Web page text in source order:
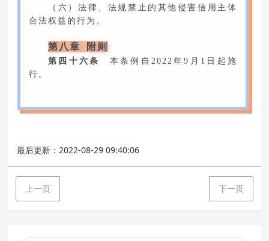
（六）法律、法规禁止的其他侵害信用主体
合法权益的行为。
第八章 附则
第四十六条
本条例自2022年9月1日起施
行。
最后更新：2022-08-29 09:40:06
上一页 下一页